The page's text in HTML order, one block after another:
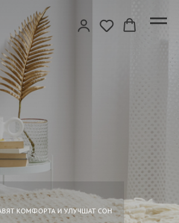
КОМФОРТА И УЛУЧШАТ СОН